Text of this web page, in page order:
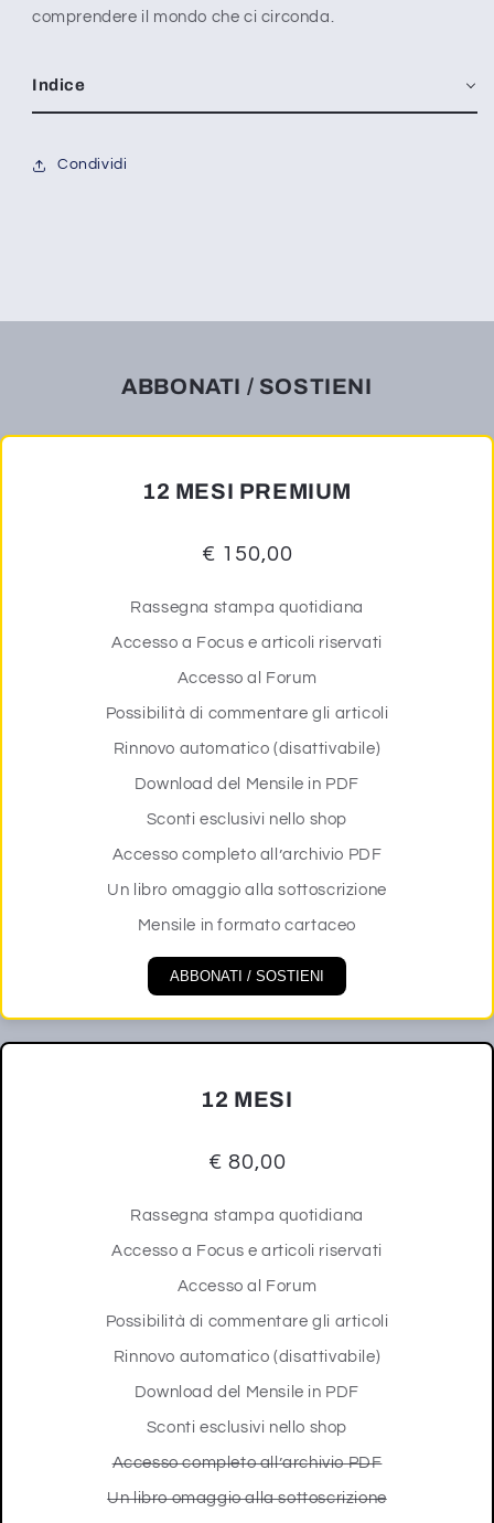
comprendere il mondo che ci circonda.
Indice
Condividi
ABBONATI / SOSTIENI
12 MESI PREMIUM
€ 150,00
Rassegna stampa quotidiana
Accesso a Focus e articoli riservati
Accesso al Forum
Possibilità di commentare gli articoli
Rinnovo automatico (disattivabile)
Download del Mensile in PDF
Sconti esclusivi nello shop
Accesso completo all’archivio PDF
Un libro omaggio alla sottoscrizione
Mensile in formato cartaceo
ABBONATI / SOSTIENI
12 MESI
€ 80,00
Rassegna stampa quotidiana
Accesso a Focus e articoli riservati
Accesso al Forum
Possibilità di commentare gli articoli
Rinnovo automatico (disattivabile)
Download del Mensile in PDF
Sconti esclusivi nello shop
Accesso completo all’archivio PDF
Un libro omaggio alla sottoscrizione